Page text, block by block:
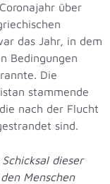
über
das Jahr, in dem
Bedingungen
Die
stammende
nach der Flucht
sind.
dieser
Menschen